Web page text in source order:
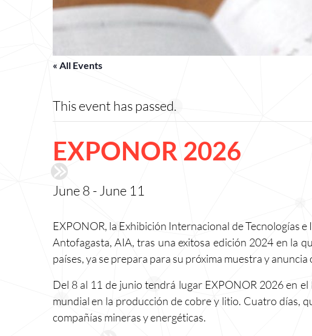
« All Events
This event has passed.
EXPONOR 2026
June 8 - June 11
EXPONOR, la Exhibición Internacional de Tecnologías
Antofagasta, AIA, tras una exitosa edición 2024 en la
países, ya se prepara para su próxima muestra y
Del 8 al 11 de junio tendrá lugar EXPONOR 2026 en
mundial en la producción de cobre y litio. Cuatro días,
compañías mineras y energéticas.